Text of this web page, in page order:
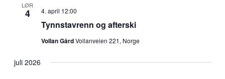
LØR
4
Tynnstavrenn og afterski
4. april 12:00
Vollan GårdVollanveien 221, Norge
juli 2026